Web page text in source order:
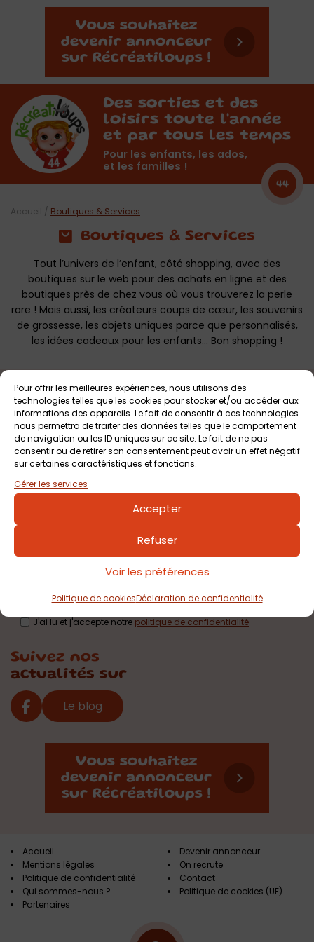
Pour offrir les meilleures expériences, nous utilisons des
technologies telles que les cookies pour stocker et/ou accéder aux
informations des appareils. Le fait de consentir à ces technologies
nous permettra de traiter des données telles que le comportement
de navigation ou les ID uniques sur ce site. Le fait de ne pas
consentir ou de retirer son consentement peut avoir un effet négatif
sur certaines caractéristiques et fonctions.
Gérer les services
Accepter
Refuser
Voir les préférences
Politique de cookiesDéclaration de confidentialité
Des sorties et des
loisirs toute l'année
et par tous les temps
Pour les enfants, les ados,
et les familles !
44
Boutiques & Services
Tout l’univers de l’enfant, côté shopping, avec des
boutiques sur le web pour des achats en ligne et des
boutiques près de chez vous où vous trouverez la perle
rare ! Mais aussi, les créateurs coups de cœur, les souvenirs
de grossesse, les objets uniques parce que personnalisés,
les idées cadeaux pour les enfants… Bon shopping !
Accueil / Boutiques & Services
Aucun résultat ne correspond à votre recherche.
Inscription
à la newsletter
J'ai lu et j'accepte notre politique de confidentialité
Suivez nos
actualités sur
Le blog
Accueil
Mentions légales
Politique de confidentialité
Qui sommes-nous ?
Partenaires
Devenir annonceur
On recrute
Contact
Politique de cookies (UE)